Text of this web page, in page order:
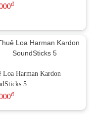
đ
Loa Harman Kardon
5
đ